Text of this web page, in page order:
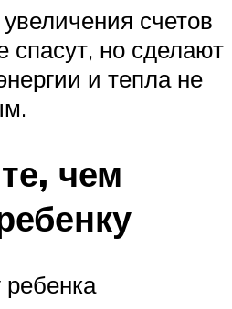
счетов
спасут, но сделают
и тепла не
чем